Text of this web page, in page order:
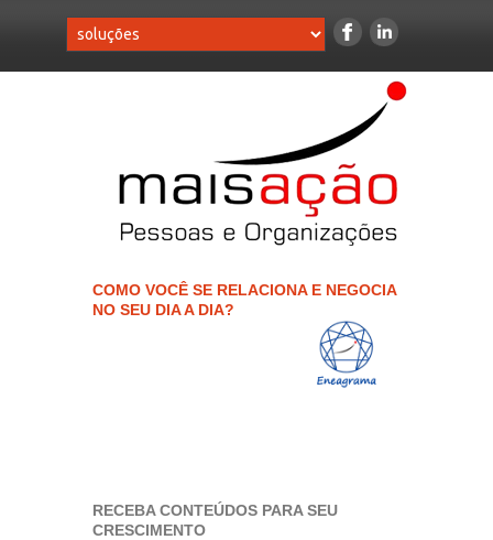
COMO VOCÊ SE RELACIONA E NEGOCIA
NO SEU DIA A DIA?
RECEBA CONTEÚDOS PARA SEU
CRESCIMENTO